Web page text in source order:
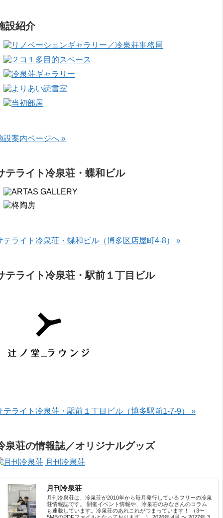
設紹介
設案内ページへ »
テライト冷泉荘・蝶和ビル
テライト冷泉荘・蝶和ビル（博多区店屋町4-8） »
テライト冷泉荘・駅前１丁目ビル
テライト冷泉荘・駅前１丁目ビル（博多駅前1-7-9） »
泉荘の情報誌／オリジナルグッズ
月刊冷泉荘
月刊冷泉荘
月刊冷泉荘は、冷泉荘が2010年から毎月発行しているフリーの冷泉
荘情報誌です。 開催イベント情報や、冷泉荘のみなさんのコラム
も連載しています。冷泉荘のあれこれがつまっています！ （3〜